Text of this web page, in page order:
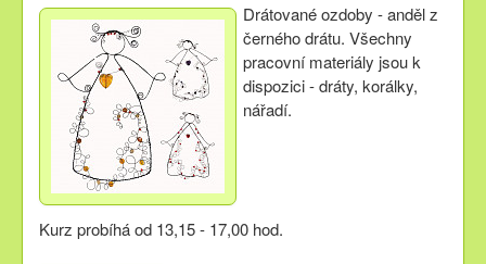
Drátované ozdoby - anděl z
černého drátu. Všechny
pracovní materiály jsou k
dispozici - dráty, korálky,
nářadí.
Kurz probíhá od 13,15 - 17,00 hod.